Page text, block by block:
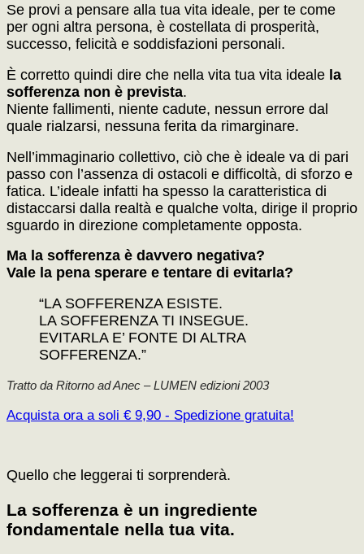
Se provi a pensare alla tua vita ideale, per te come
per ogni altra persona, è costellata di prosperità,
successo, felicità e soddisfazioni personali.
È corretto quindi dire che nella vita tua vita ideale la
sofferenza non è prevista.
Niente fallimenti, niente cadute, nessun errore dal
quale rialzarsi, nessuna ferita da rimarginare.
Nell’immaginario collettivo, ciò che è ideale va di pari
passo con l’assenza di ostacoli e difficoltà, di sforzo e
fatica. L’ideale infatti ha spesso la caratteristica di
distaccarsi dalla realtà e qualche volta, dirige il proprio
sguardo in direzione completamente opposta.
Ma la sofferenza è davvero negativa?
Vale la pena sperare e tentare di evitarla?
“LA SOFFERENZA ESISTE.
LA SOFFERENZA TI INSEGUE.
EVITARLA E’ FONTE DI ALTRA
SOFFERENZA.”
Tratto da Ritorno ad Anec – LUMEN edizioni 2003
Acquista ora a soli € 9,90 - Spedizione gratuita!
Quello che leggerai ti sorprenderà.
La sofferenza è un ingrediente
fondamentale nella tua vita.